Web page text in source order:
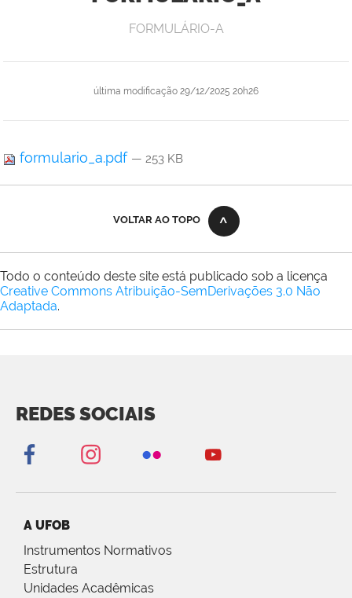
última modificação 29/12/2025 20h26
FORMULÁRIO-A
formulario_a.pdf — 253 KB
VOLTAR AO TOPO
Todo o conteúdo deste site está publicado sob a licença
Creative Commons Atribuição-SemDerivações 3.0 Não
Adaptada.
REDES SOCIAIS
A UFOB
Instrumentos Normativos
Estrutura
Unidades Acadêmicas